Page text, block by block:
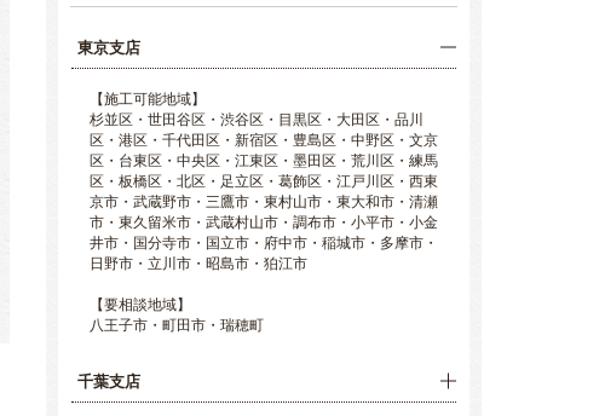
東京支店
【施工可能地域】
杉並区・世田谷区・渋谷区・目黒区・大田区・品川
区・港区・千代田区・新宿区・豊島区・中野区・文京
区・台東区・中央区・江東区・墨田区・荒川区・練馬
区・板橋区・北区・足立区・葛飾区・江戸川区・西東
京市・武蔵野市・三鷹市・東村山市・東大和市・清瀬
市・東久留米市・武蔵村山市・調布市・小平市・小金
井市・国分寺市・国立市・府中市・稲城市・多摩市・
日野市・立川市・昭島市・狛江市
【要相談地域】
八王子市・町田市・瑞穂町
千葉支店